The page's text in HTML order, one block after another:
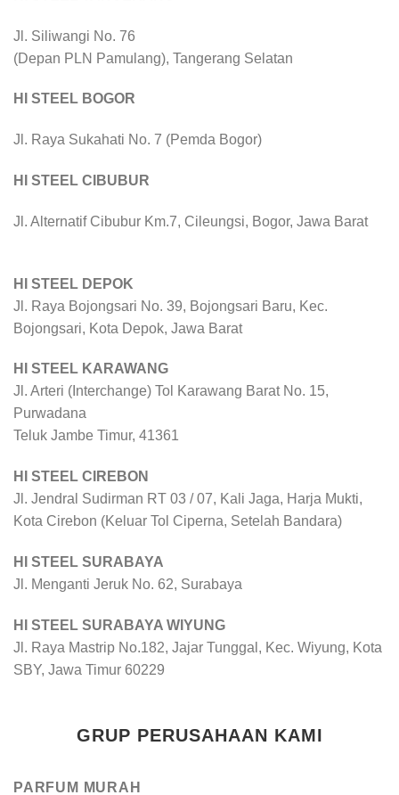
Jl. Siliwangi No. 76
(Depan PLN Pamulang), Tangerang Selatan
HI STEEL BOGOR
Jl. Raya Sukahati No. 7 (Pemda Bogor)
HI STEEL CIBUBUR
Jl. Alternatif Cibubur Km.7, Cileungsi, Bogor, Jawa Barat
HI STEEL DEPOK
Jl. Raya Bojongsari No. 39, Bojongsari Baru, Kec.
Bojongsari, Kota Depok, Jawa Barat
HI STEEL KARAWANG
Jl. Arteri (Interchange) Tol Karawang Barat No. 15,
Purwadana
Teluk Jambe Timur, 41361
HI STEEL CIREBON
Jl. Jendral Sudirman RT 03 / 07, Kali Jaga, Harja Mukti,
Kota Cirebon (Keluar Tol Ciperna, Setelah Bandara)
HI STEEL SURABAYA
Jl. Menganti Jeruk No. 62, Surabaya
HI STEEL SURABAYA WIYUNG
Jl. Raya Mastrip No.182, Jajar Tunggal, Kec. Wiyung, Kota
SBY, Jawa Timur 60229
GRUP PERUSAHAAN KAMI
PARFUM MURAH